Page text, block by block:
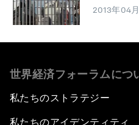
2013年04
世界経済フォーラムにつ
私たちのストラテジー
私たちのアイデンティティ